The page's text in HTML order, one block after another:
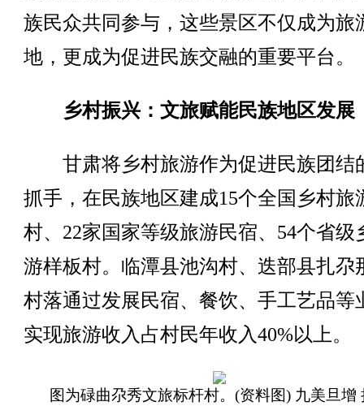
族民众共同参与，这些景区不仅成为旅
地，更成为促进民族交融的重要平台。
乡村振兴：文旅赋能民族地区发展
甘肃将乡村旅游作为促进民族团结
抓手，在民族地区建成15个全国乡村旅
村、22家国家等级旅游民宿、54个省级
游样板村。临潭县池沟村、迭部县扎尕
村落通过发展民宿、餐饮、手工艺品等
实现旅游收入占村民年收入40%以上。
图为碌曲尕秀文旅标杆村。(资料图) 九美旦增